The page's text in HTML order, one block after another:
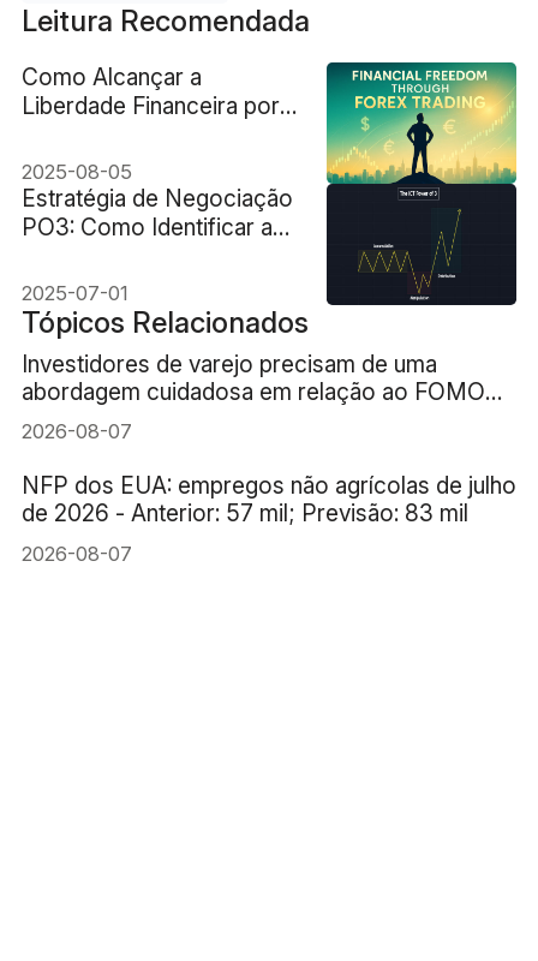
Leitura Recomendada
Como Alcançar a
Liberdade Financeira por
Forex (2025)
2025-08-05
Estratégia de Negociação
PO3: Como Identificar a
2025-07-01
Tópicos Relacionados
Investidores de varejo precisam de uma
abordagem cuidadosa em relação ao FOMO
(medo de ficar de fora) da IA
2026-08-07
NFP dos EUA: empregos não agrícolas de julho
de 2026 - Anterior: 57 mil; Previsão: 83 mil
2026-08-07